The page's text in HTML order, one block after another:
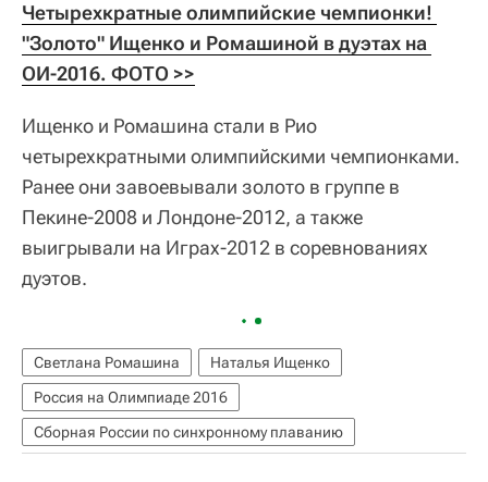
Четырехкратные олимпийские чемпионки!
"Золото" Ищенко и Ромашиной в дуэтах на
ОИ-2016. ФОТО >>
Ищенко и Ромашина стали в Рио
четырехкратными олимпийскими чемпионками.
Ранее они завоевывали золото в группе в
Пекине-2008 и Лондоне-2012, а также
выигрывали на Играх-2012 в соревнованиях
дуэтов.
Светлана Ромашина
Наталья Ищенко
Россия на Олимпиаде 2016
Сборная России по синхронному плаванию